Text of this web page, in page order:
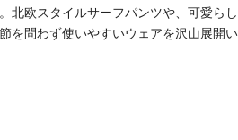
北欧スタイルサーフパンツや、可愛らし
を問わず使いやすいウェアを沢山展開い